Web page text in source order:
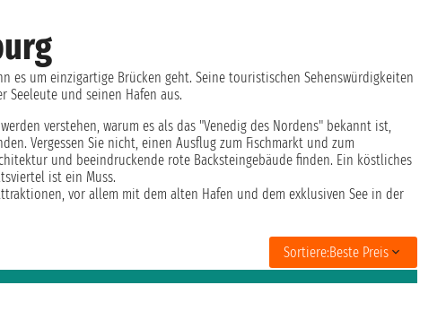
es um einzigartige Brücken geht. Seine touristischen Sehenswürdigkeiten
Seeleute und seinen Hafen aus.
verstehen, warum es als das "Venedig des Nordens" bekannt ist,
Vergessen Sie nicht, einen Ausflug zum Fischmarkt und zum
und beeindruckende rote Backsteingebäude finden. Ein köstliches
ist ein Muss.
vor allem mit dem alten Hafen und dem exklusiven See in der
Sortiere:Beste Preis